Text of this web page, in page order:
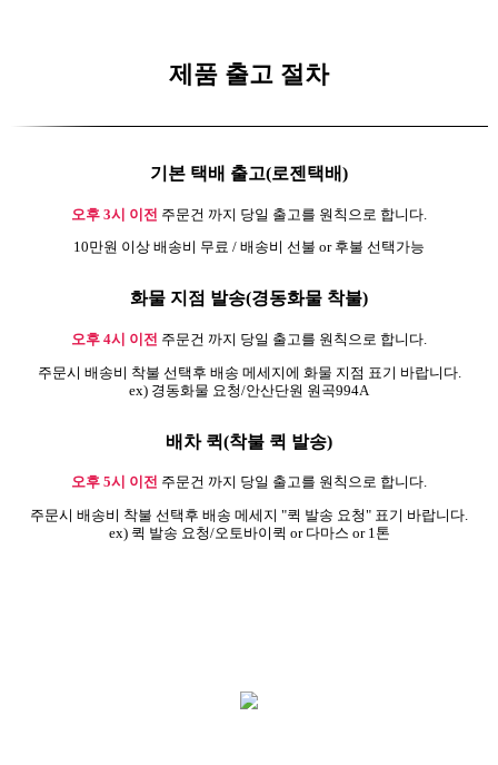
제품 출고 절차
기본 택배 출고(로젠택배)
오후 3시 이전 주문건 까지 당일 출고를 원칙으로 합니다.
10만원 이상 배송비 무료 / 배송비 선불 or 후불 선택가능
화물 지점 발송(경동화물 착불)
오후 4시 이전 주문건 까지 당일 출고를 원칙으로 합니다.
주문시 배송비 착불 선택후 배송 메세지에 화물 지점 표기 바랍니다.
ex) 경동화물 요청/안산단원 원곡994A
배차 퀵(착불 퀵 발송)
오후 5시 이전 주문건 까지 당일 출고를 원칙으로 합니다.
주문시 배송비 착불 선택후 배송 메세지 "퀵 발송 요청" 표기 바랍니다.
ex) 퀵 발송 요청/오토바이퀵 or 다마스 or 1톤